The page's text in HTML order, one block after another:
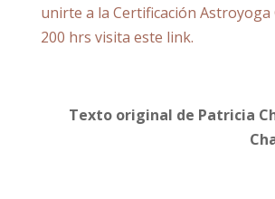
unirte a la Certificación Astroyoga
200 hrs visita este link.
Texto original de Patricia